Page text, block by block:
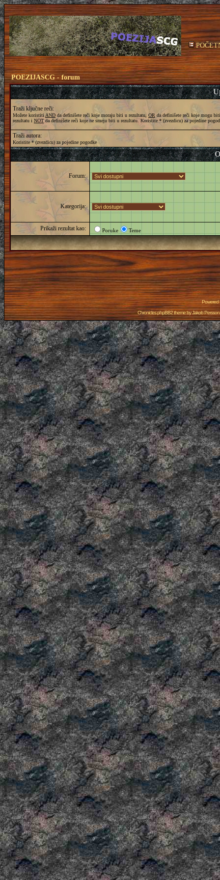
POEZIJASCG - forum
Traži ključne reči:
Možete koristiti AND da definišete reči koje moraju biti u rezultatu, OR da definišete reči koje mogu
rezultatu i NOTda definišete reči koje ne smeju biti u rezultatu. Koristite * (zvezdicu) za pojedine
Traži autora:
Koristite * (zvezdicu) za pojedine pogodke
Forum:
Kategorija:
Prikaži rezultat kao: Poruke Teme
Powered
Chronicles phpBB2 theme byJakob Persson